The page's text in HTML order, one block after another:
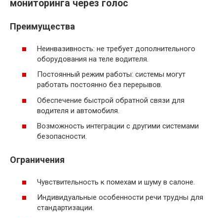
мониторинга через голос
Преимущества
Неинвазивность: не требует дополнительного
оборудования на теле водителя.
Постоянный режим работы: системы могут
работать постоянно без перерывов.
Обеспечение быстрой обратной связи для
водителя и автомобиля.
Возможность интеграции с другими системами
безопасности.
Ограничения
Чувствительность к помехам и шуму в салоне.
Индивидуальные особенности речи трудны для
стандартизации.